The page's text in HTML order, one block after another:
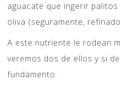
aguacate que ingerir
oliva (seguramente,
A este nutriente le rodean
veremos dos de ellos y si
fundamento.